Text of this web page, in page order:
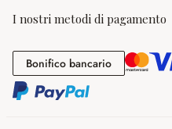
I nostri metodi di pagamento
Bonifico bancarioBonifico